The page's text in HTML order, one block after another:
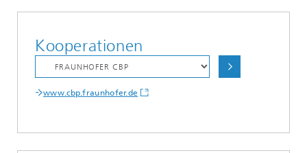
Kooperationen
www.cbp.fraunhofer.de